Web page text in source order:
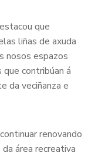
que
liñas de axuda
nosos espazos
contribúan á
da veciñanza e
renovando
área recreativa